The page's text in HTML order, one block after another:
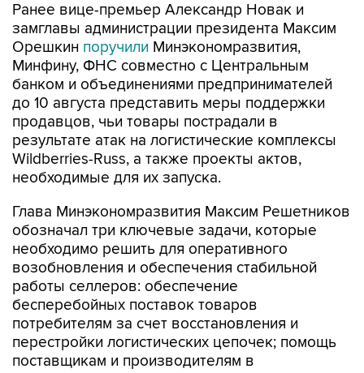
Ранее вице-премьер Александр Новак и
замглавы администрации президента Максим
Орешкин поручили Минэкономразвития,
Минфину, ФНС совместно с Центральным
банком и объединениями предпринимателей
до 10 августа представить меры поддержки
продавцов, чьи товары пострадали в
результате атак на логистические комплексы
Wildberries-Russ, а также проекты актов,
необходимые для их запуска.
Глава Минэкономразвития Максим Решетников
обозначал три ключевые задачи, которые
необходимо решить для оперативного
возобновления и обеспечения стабильной
работы селлеров: обеспечение
бесперебойных поставок товаров
потребителям за счет восстановления и
перестройки логистических цепочек; помощь
поставщикам и производителям в